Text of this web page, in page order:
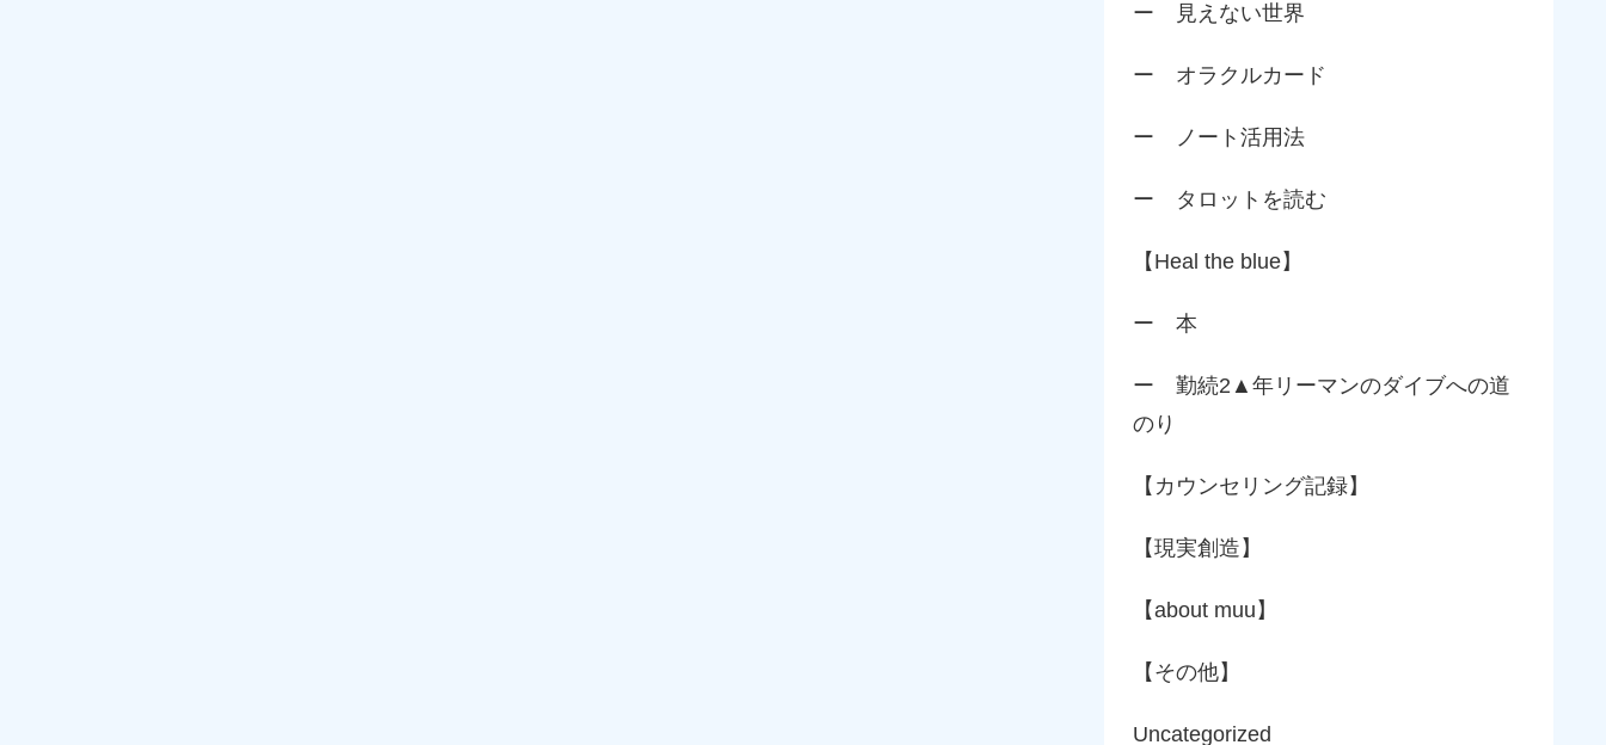
ー 見えない世界
ー オラクルカード
ー ノート活用法
ー タロットを読む
【Heal the blue】
ー 本
ー 勤続2▲年リーマンのダイブへの道
のり
【カウンセリング記録】
【現実創造】
【about muu】
【その他】
Uncategorized